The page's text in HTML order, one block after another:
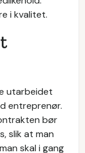
i kvalitet.
utarbeidet
entreprenør.
bør
slik at man
skal i gang